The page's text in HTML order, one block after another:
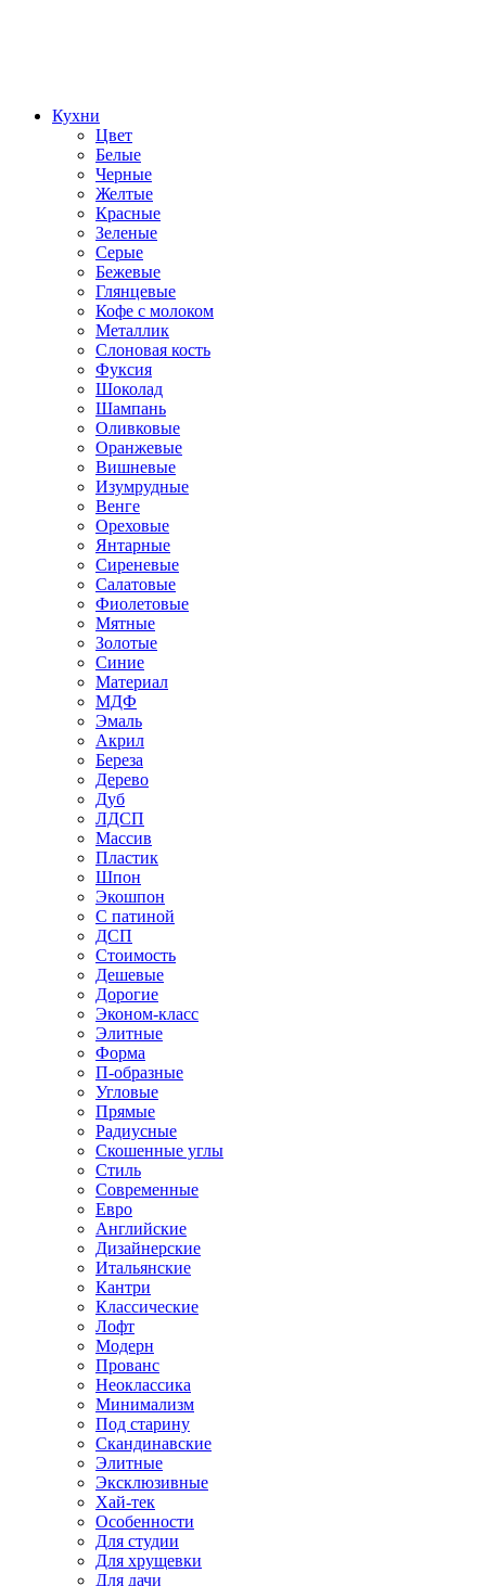
Кухни
Цвет
Белые
Черные
Желтые
Красные
Зеленые
Серые
Бежевые
Глянцевые
Кофе с молоком
Металлик
Слоновая кость
Фуксия
Шоколад
Шампань
Оливковые
Оранжевые
Вишневые
Изумрудные
Венге
Ореховые
Янтарные
Сиреневые
Салатовые
Фиолетовые
Мятные
Золотые
Синие
Материал
МДФ
Эмаль
Акрил
Береза
Дерево
Дуб
ЛДСП
Массив
Пластик
Шпон
Экошпон
С патиной
ДСП
Стоимость
Дешевые
Дорогие
Эконом-класс
Элитные
Форма
П-образные
Угловые
Прямые
Радиусные
Скошенные углы
Стиль
Современные
Евро
Английские
Дизайнерские
Итальянские
Кантри
Классические
Лофт
Модерн
Прованс
Неоклассика
Минимализм
Под старину
Скандинавские
Элитные
Эксклюзивные
Хай-тек
Особенности
Для студии
Для хрущевки
Для дачи